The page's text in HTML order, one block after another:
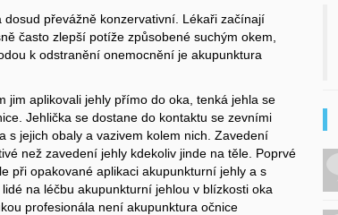
převážně konzervativní. Lékaři začínají
často zlepší potíže způsobené suchým okem,
k odstranění onemocnění je akupunktura
jim aplikovali jehly přímo do oka, tenká jehla se
Jehlička se dostane do kontaktu se zevními
s jejich obaly a vazivem kolem nich. Zavedení
než zavedení jehly kdekoliv jinde na těle. Poprvé
při opakované aplikaci akupunkturní jehly a s
na léčbu akupunkturní jehlou v blízkosti oka
profesionála není akupunktura očnice